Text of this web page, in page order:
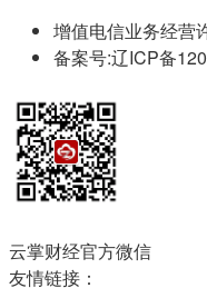
增值电信业务经营
备案号:辽ICP备
云掌财经官方微信
友情链接：